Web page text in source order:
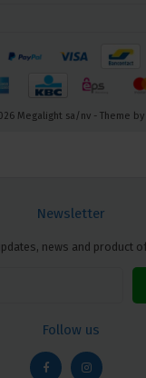
Megalight sa/nv - Theme by
Newsletter
news and product
Follow us